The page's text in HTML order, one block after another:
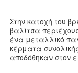
Στην κατοχή του
βαλίτσα
ένα μεταλλικό
κέρματα
αποδόθηκαν στον